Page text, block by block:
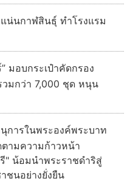
น่นกาฬสินธุ์ ทำโรงแรม
มอบกระเป๋าคัดกรอง
มกว่า 7,000 ชุด หนุน
การในพระองค์พระบาท
ตามความก้าวหน้า
" น้อมนำพระราชดำริสู่
ชนอย่างยั่งยืน